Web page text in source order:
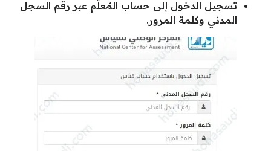
تسجيل الدخول إلى حساب المُعلّم عبر رقم السجل
المدني وكلمة المرور.